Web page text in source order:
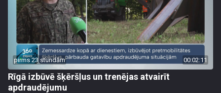
pirms 23 stundām 00:02:11
Rīgā izbūvē šķēršļus un trenējas atvairīt
apdraudējumu